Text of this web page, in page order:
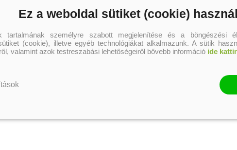
Ez a weboldal sütiket (cookie) használ
tartalmának személyre szabott megjelenítése és a böngészési
(cookie), illetve egyéb technológiákat alkalmazunk. A sütik
valamint azok testreszabási lehetőségeiről bővebb információ ide